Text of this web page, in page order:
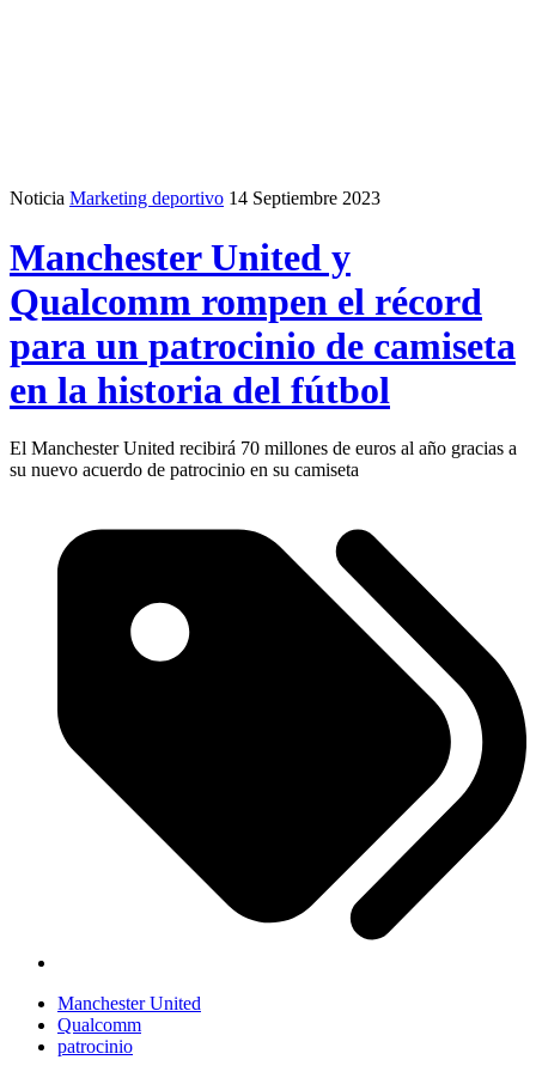
Noticia Marketing deportivo 14 Septiembre 2023
Manchester United y
Qualcomm rompen el récord
para un patrocinio de camiseta
en la historia del fútbol
El Manchester United recibirá 70 millones de euros al año gracias a
su nuevo acuerdo de patrocinio en su camiseta
Manchester United
Qualcomm
patrocinio